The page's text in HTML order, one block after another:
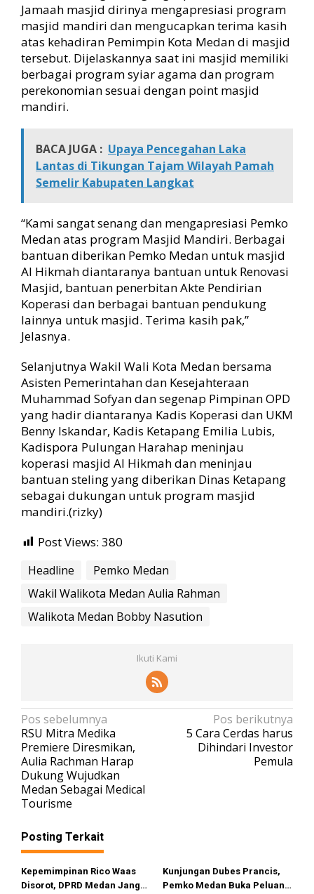
Jamaah masjid dirinya mengapresiasi program
masjid mandiri dan mengucapkan terima kasih
atas kehadiran Pemimpin Kota Medan di masjid
tersebut. Dijelaskannya saat ini masjid memiliki
berbagai program syiar agama dan program
perekonomian sesuai dengan point masjid
mandiri.
BACA JUGA : Upaya Pencegahan Laka
Lantas di Tikungan Tajam Wilayah Pamah
Semelir Kabupaten Langkat
“Kami sangat senang dan mengapresiasi Pemko
Medan atas program Masjid Mandiri. Berbagai
bantuan diberikan Pemko Medan untuk masjid
Al Hikmah diantaranya bantuan untuk Renovasi
Masjid, bantuan penerbitan Akte Pendirian
Koperasi dan berbagai bantuan pendukung
lainnya untuk masjid. Terima kasih pak,”
Jelasnya.
Selanjutnya Wakil Wali Kota Medan bersama
Asisten Pemerintahan dan Kesejahteraan
Muhammad Sofyan dan segenap Pimpinan OPD
yang hadir diantaranya Kadis Koperasi dan UKM
Benny Iskandar, Kadis Ketapang Emilia Lubis,
Kadispora Pulungan Harahap meninjau
koperasi masjid Al Hikmah dan meninjau
bantuan steling yang diberikan Dinas Ketapang
sebagai dukungan untuk program masjid
mandiri.(rizky)
Post Views: 380
Headline
Pemko Medan
Wakil Walikota Medan Aulia Rahman
Walikota Medan Bobby Nasution
Ikuti Kami
N
a
v
i
g
s
i
p
Pos sebelumnya
RSU Mitra Medika
Premiere Diresmikan,
Aulia Rachman Harap
Dukung Wujudkan
Medan Sebagai Medical
Tourisme
Pos berikutnya
5 Cara Cerdas harus
Dihindari Investor
Pemula
Posting Terkait
Kepemimpinan Rico Waas
Disorot, DPRD Medan Jangan
Kunjungan Dubes Prancis,
Pemko Medan Buka Peluang